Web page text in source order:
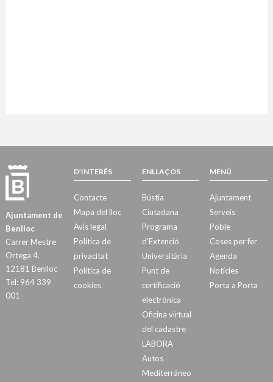
Ajuntament de
Benlloc
Carrer Mestre
Ortega 4.
12181 Benlloc
Tel: 964 339
001
D’INTERÉS
Contacte
Mapa del lloc
Avís legal
Política de
privacitat
Política de
cookies
ENLLAÇOS
Bústia
Ciutadana
Programa
d’Extenció
Universitària
Punt de
certificació
electrònica
Oficina virtual
del cadastre
LABORA
Autos
Mediterráneo
MENÚ
Ajuntament
Serveis
Poble
Coses per fer
Agenda
Notícies
Porta a Porta